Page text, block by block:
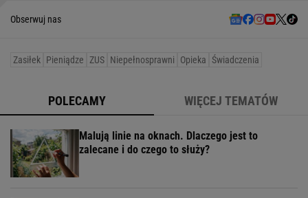
Obserwuj nas
Zasiłek Pieniądze ZUS Niepełnosprawni Opieka Świadczenia
POLECAMY WIĘCEJ TEMATÓW
Malują linie na oknach. Dlaczego jest to
zalecane i do czego to służy?